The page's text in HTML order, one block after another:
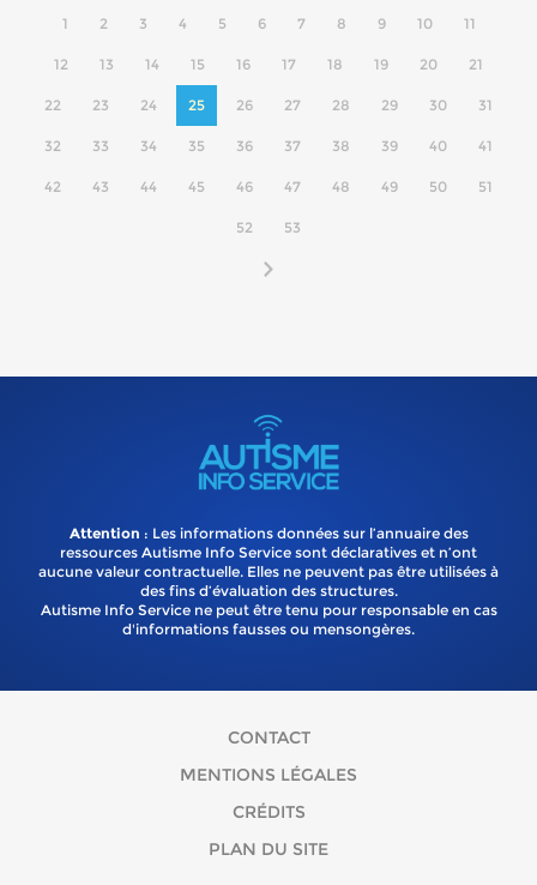
1 2 3 4 5 6 7 8 9 10 11
12 13 14 15 16 17 18 19 20 21
22 23 24 25 26 27 28 29 30 31
32 33 34 35 36 37 38 39 40 41
42 43 44 45 46 47 48 49 50 51
52 53
Attention : Les informations données sur l’annuaire des
ressources Autisme Info Service sont déclaratives et n’ont
aucune valeur contractuelle. Elles ne peuvent pas être utilisées à
des fins d’évaluation des structures.
Autisme Info Service ne peut être tenu pour responsable en cas
d'informations fausses ou mensongères.
CONTACT
MENTIONS LÉGALES
CRÉDITS
PLAN DU SITE